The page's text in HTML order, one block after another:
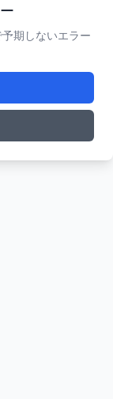
期しないエラー